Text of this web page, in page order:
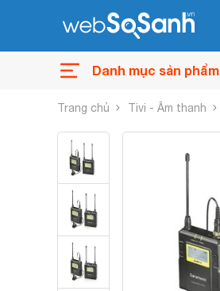
Danh mục sản phẩm
Trang chủ Tivi - Âm thanh